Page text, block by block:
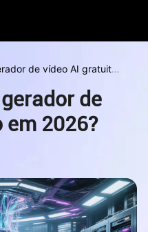
de vídeo AI gratuito
de
2026?